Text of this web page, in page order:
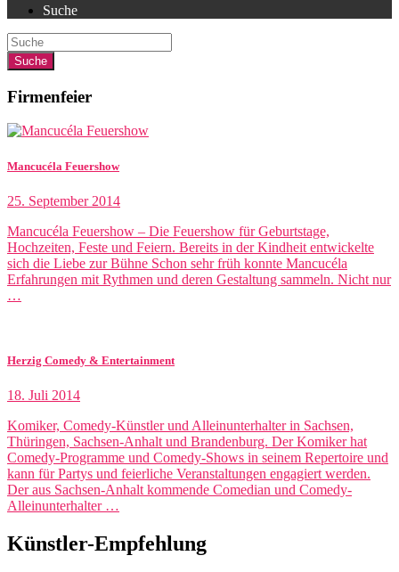
Suche
Firmenfeier
Mancucéla Feuershow
25. September 2014
Mancucéla Feuershow – Die Feuershow für Geburtstage,
Hochzeiten, Feste und Feiern. Bereits in der Kindheit entwickelte
sich die Liebe zur Bühne Schon sehr früh konnte Mancucéla
Erfahrungen mit Rythmen und deren Gestaltung sammeln. Nicht nur
…
Herzig Comedy & Entertainment
18. Juli 2014
Komiker, Comedy-Künstler und Alleinunterhalter in Sachsen,
Thüringen, Sachsen-Anhalt und Brandenburg. Der Komiker hat
Comedy-Programme und Comedy-Shows in seinem Repertoire und
kann für Partys und feierliche Veranstaltungen engagiert werden.
Der aus Sachsen-Anhalt kommende Comedian und Comedy-
Alleinunterhalter …
Künstler-Empfehlung